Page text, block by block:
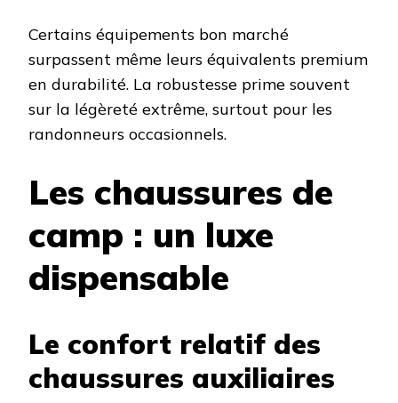
Certains équipements bon marché
surpassent même leurs équivalents premium
en durabilité. La robustesse prime souvent
sur la légèreté extrême, surtout pour les
randonneurs occasionnels.
Les chaussures de
camp : un luxe
dispensable
Le confort relatif des
chaussures auxiliaires